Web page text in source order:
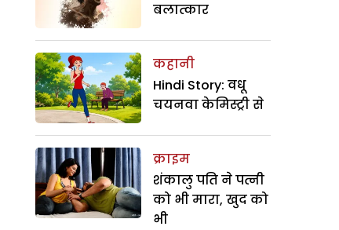
बलात्कार
कहानी
Hindi Story: वधू
चयनवा केमिस्ट्री से
क्राइम
शंकालु पति ने पत्नी
को भी मारा, खुद को
भी